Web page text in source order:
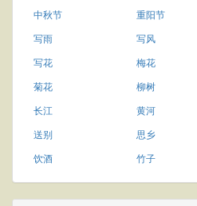
中秋节
重阳节
写雨
写风
写花
梅花
菊花
柳树
长江
黄河
送别
思乡
饮酒
竹子